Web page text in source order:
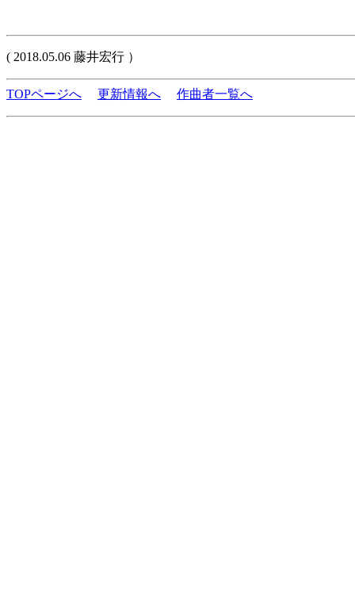
( 2018.05.06 藤井宏行 ）
TOPページへ 更新情報へ 作曲者一覧へ